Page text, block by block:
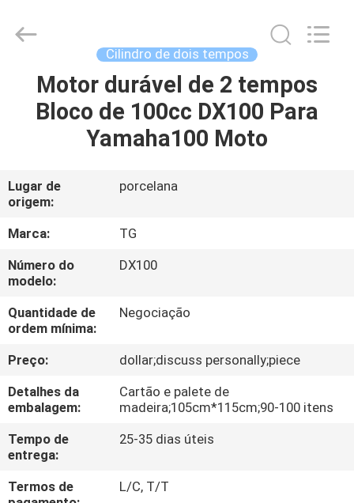
CASA
PRODUTOS
SOBRE
NÓS
EXCURSÃO
DA
FÁBRICA
CONTROLE
DA
QUALIDADE
CONTACTE-
Rights
Cilindro de dois tempos
Motor durável de 2 tempos
Bloco de 100cc DX100 Para
Yamaha100 Moto
Lugar de
origem:
porcelana
Marca:
TG
Número do
modelo:
DX100
Quantidade de
ordem mínima:
Negociação
Preço:
dollar;discuss personally;piece
Detalhes da
embalagem:
Cartão e palete de
madeira;105cm*115cm;90-100 itens
Tempo de
entrega:
25-35 dias úteis
Termos de
L/C, T/T